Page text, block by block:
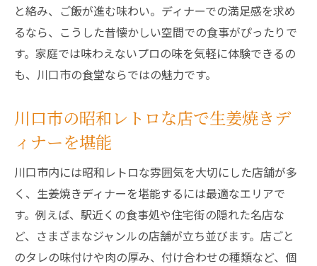
と絡み、ご飯が進む味わい。ディナーでの満足感を求め
るなら、こうした昔懐かしい空間での食事がぴったりで
す。家庭では味わえないプロの味を気軽に体験できるの
も、川口市の食堂ならではの魅力です。
川口市の昭和レトロな店で生姜焼きデ
ィナーを堪能
川口市内には昭和レトロな雰囲気を大切にした店舗が多
く、生姜焼きディナーを堪能するには最適なエリアで
す。例えば、駅近くの食事処や住宅街の隠れた名店な
ど、さまざまなジャンルの店舗が立ち並びます。店ごと
のタレの味付けや肉の厚み、付け合わせの種類など、個